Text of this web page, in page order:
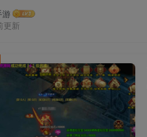
游
更新